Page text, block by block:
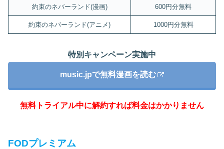
約束のネバーランド(漫画) 600円分無料
約束のネバーランド(アニメ) 1000円分無料
特別キャンペーン実施中
music.jpで無料漫画を読む
無料トライアル中に解約すれば料金はかかりません
FODプレミアム